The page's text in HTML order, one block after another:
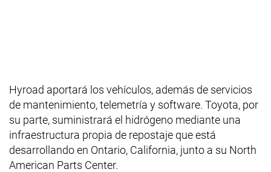
Hyroad aportará los vehículos, además de servicios
de mantenimiento, telemetría y software. Toyota, por
su parte, suministrará el hidrógeno mediante una
infraestructura propia de repostaje que está
desarrollando en Ontario, California, junto a su North
American Parts Center.